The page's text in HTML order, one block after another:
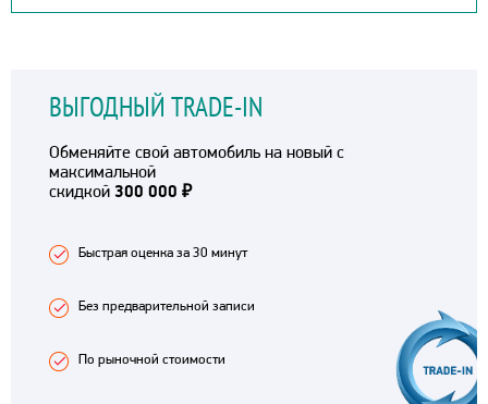
ВЫГОДНЫЙ TRADE-IN
Обменяйте свой автомобиль на новый с
максимальной
скидкой 300 000 ₽
Быстрая оценка за 30 минут
Без предварительной записи
По рыночной стоимости